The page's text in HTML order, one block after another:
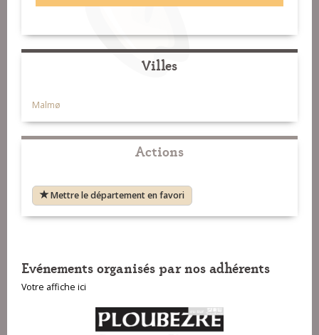
Villes
Malmø
Actions
Mettre le département en favori
Evénements organisés par nos adhérents
Votre affiche ici